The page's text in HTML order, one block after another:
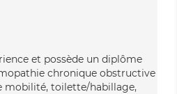
et possède un diplôme
chronique obstructive
mobilité, toilette/habillage,